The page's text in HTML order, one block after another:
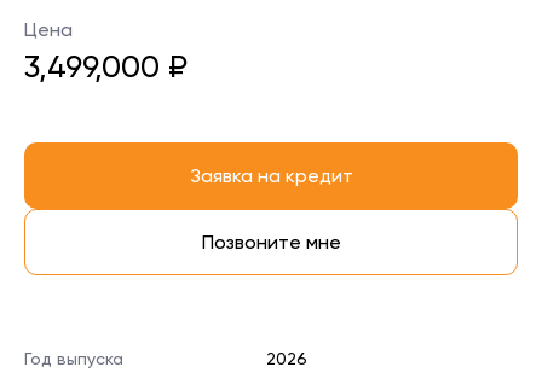
Цена
3,499,000 ₽
Год выпуска 2026
Заявка на кредит
Позвоните мне